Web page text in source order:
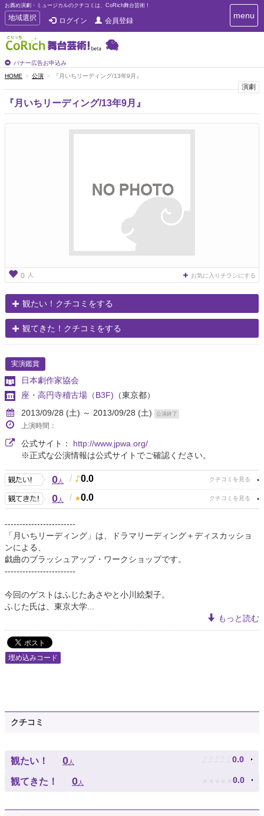
お薦め演劇・ミュージカルのクチコミは、CoRich舞台芸術！
T
o
g
g
e
n
a
v
地域選択 ログイン 会員登録
バナー広告お申込み
T
o
i
menu
HOME 公演 『月いちリーディング/13年9月』
演劇
『月いちリーディング/13年9月』
0 人 お気に入りチラシにする
観たい！クチコミをする
観てきた！クチコミをする
実演鑑賞
日本劇作家協会
座・高円寺稽古場（B3F) （東京都）
2013/09/28 (土) ～ 2013/09/28 (土)
公演終了
上演時間：
公式サイト： http://www.jpwa.org/
※正式な公演情報は公式サイトでご確認ください。
0人 / 0.0
0人 / 0.0
------------------------
「月いちリーディング」は、ドラマリーディング＋ディスカッショ
ンによる、
戯曲のブラッシュアップ・ワークショップです。
------------------------
今回のゲストはふじたあさやと小川絵梨子。
ふじた氏は、東京大学...
もっと読む
埋め込みコード
クチコミ
観たい！ 0人 ♪ ♪ ♪ ♪ ♪ 0.0
観てきた！ 0人 ★ ★ ★ ★ ★ 0.0